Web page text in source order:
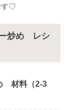
す♡
ー炒め レシ
材料（2-3